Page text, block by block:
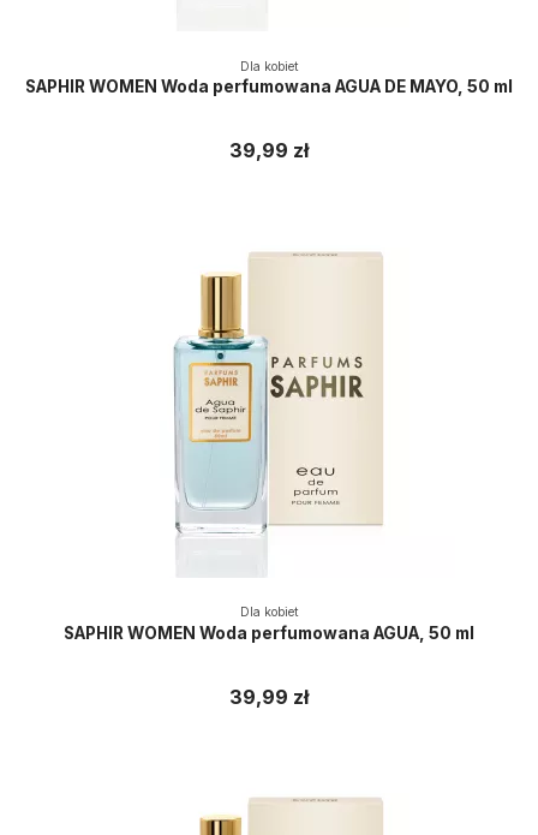
Dla kobiet
SAPHIR WOMEN Woda perfumowana AGUA DE MAYO, 50 ml
39,99 zł
Dla kobiet
SAPHIR WOMEN Woda perfumowana AGUA, 50 ml
39,99 zł